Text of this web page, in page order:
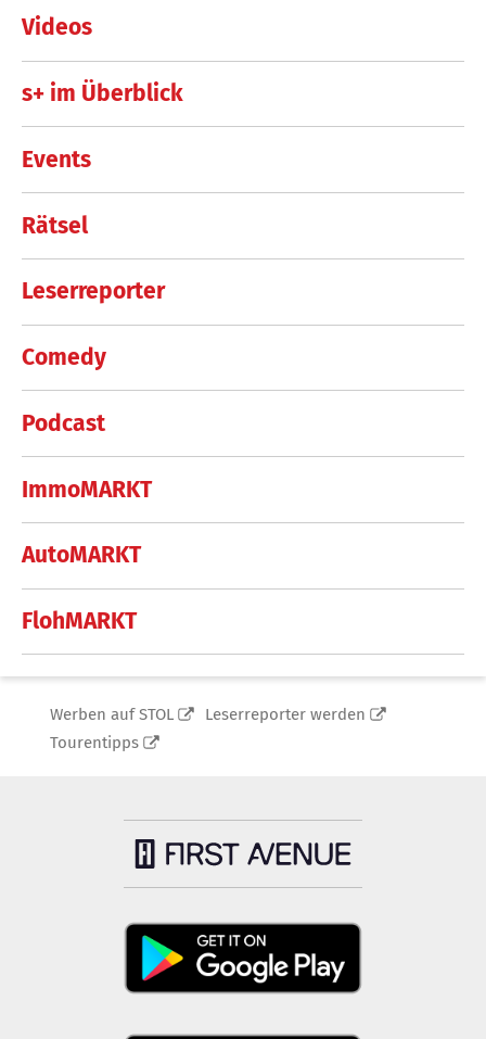
Videos
s+ im Überblick
Events
Rätsel
Leserreporter
Comedy
Podcast
ImmoMARKT
AutoMARKT
FlohMARKT
Werben auf STOL
Leserreporter werden
Tourentipps